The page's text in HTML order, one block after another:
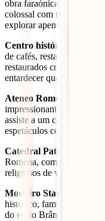
obra faraónica da era
colossal com mais de
explorar apenas uma
Centro histórico
de cafés, restaurantes,
restaurados criam um
entardecer quando as
Ateneo Romeno
: Uma
impressionantes e
assiste a um concerto da
espetáculos considerada
Catedral Patriarcal
– O
Romena, com decorações
religiosos de valor
Mosteiro Stavropoleos
histórico, famoso pelo
do estilo Brâncovenesc.